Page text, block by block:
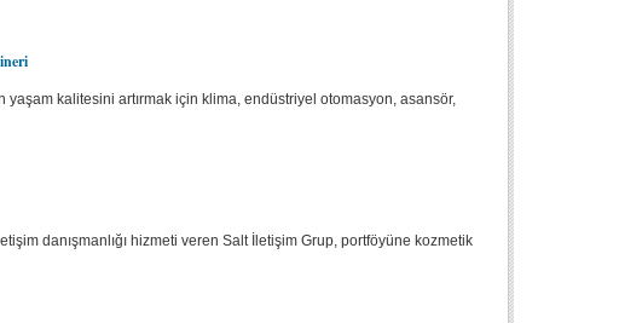
yaşam kalitesini artırmak için klima, endüstriyel otomasyon, asansör,
danışmanlığı hizmeti veren Salt İletişim Grup, portföyüne kozmetik